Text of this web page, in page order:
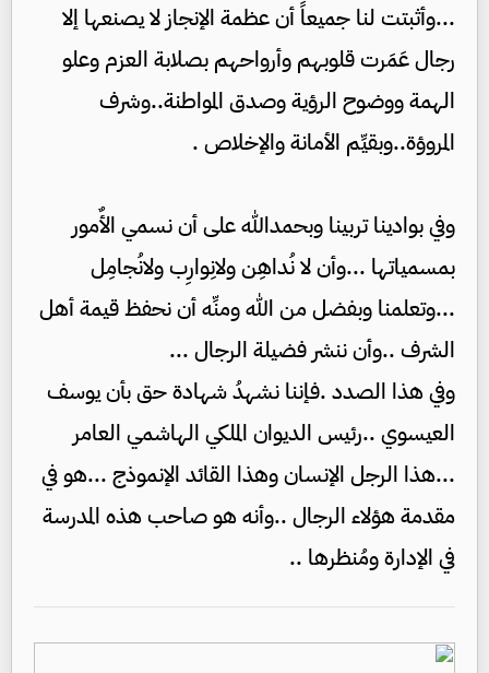
...وأثبتت لنا جميعاً أن عظمة الإنجاز لا يصنعها إلا
رجال عَمَرت قلوبهم وأرواحهم بصلابة العزم وعلو
الهمة ووضوح الرؤية وصدق المواطنة..وشرف
المروؤة..وبقيِّم الأمانة والإخلاص .
وفي بوادينا تربينا وبحمدالله على أن نسمي الأٌمور
بمسمياتها ...وأن لا نُداهِن ولانِوارِب ولانُجامِل
...وتعلمنا وبفضل من الله ومنِّه أن نحفظ قيمة أهل
الشرف ..وأن ننشر فضيلة الرجال ...
وفي هذا الصدد .فإننا نشهدُ شهادة حق بأن يوسف
العيسوي ..رئيس الديوان الملكي الهاشمي العامر
...هذا الرجل الإنسان وهذا القائد الإنموذج ...هو في
مقدمة هؤلاء الرجال ..وأنه هو صاحب هذه المدرسة
في الإدارة ومُنظرها ..